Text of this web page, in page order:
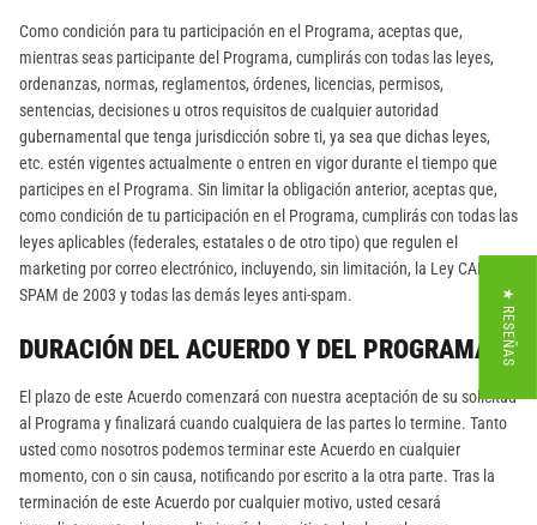
Como condición para tu participación en el Programa, aceptas que,
mientras seas participante del Programa, cumplirás con todas las leyes,
ordenanzas, normas, reglamentos, órdenes, licencias, permisos,
sentencias, decisiones u otros requisitos de cualquier autoridad
gubernamental que tenga jurisdicción sobre ti, ya sea que dichas leyes,
etc. estén vigentes actualmente o entren en vigor durante el tiempo que
participes en el Programa. Sin limitar la obligación anterior, aceptas que,
como condición de tu participación en el Programa, cumplirás con todas las
leyes aplicables (federales, estatales o de otro tipo) que regulen el
marketing por correo electrónico, incluyendo, sin limitación, la Ley CAN-
SPAM de 2003 y todas las demás leyes anti-spam.
DURACIÓN DEL ACUERDO Y DEL PROGRAMA
El plazo de este Acuerdo comenzará con nuestra aceptación de su solicitud
al Programa y finalizará cuando cualquiera de las partes lo termine. Tanto
usted como nosotros podemos terminar este Acuerdo en cualquier
momento, con o sin causa, notificando por escrito a la otra parte. Tras la
terminación de este Acuerdo por cualquier motivo, usted cesará
★ RESEÑAS